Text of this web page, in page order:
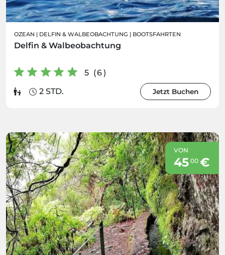
OZEAN | DELFIN & WALBEOBACHTUNG | BOOTSFAHRTEN
Delfin & Walbeobachtung
5 (6)
2 STD.
Jetzt Buchen
VON
45 00€